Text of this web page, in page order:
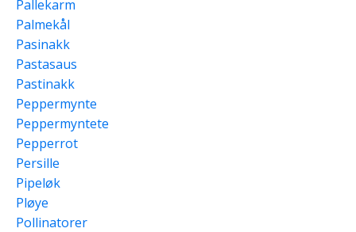
Pallekarm
Palmekål
Pasinakk
Pastasaus
Pastinakk
Peppermynte
Peppermyntete
Pepperrot
Persille
Pipeløk
Pløye
Pollinatorer